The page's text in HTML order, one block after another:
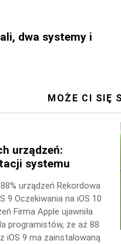
dwa systemy i
MOŻE CI SIĘ
urządzeń:
systemu
urządzeń Rekordowa
9 Oczekiwania na iOS 10
Firma Apple ujawniła
programistów, że aż 88
iOS 9 ma zainstalowaną